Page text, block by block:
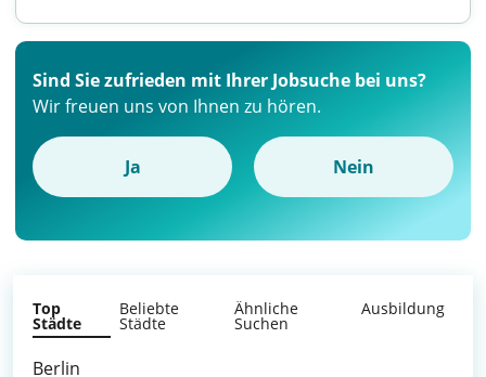
Sind Sie zufrieden mit Ihrer Jobsuche bei uns?
Wir freuen uns von Ihnen zu hören.
Ja Nein
Top
Städte
Beliebte
Städte
Ähnliche
Suchen
Ausbildung
Berlin